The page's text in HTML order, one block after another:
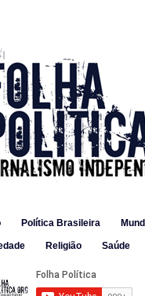
Política Brasileira
Religião Saúde